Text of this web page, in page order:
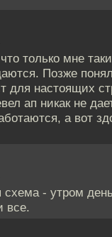
только мне
Позже
для настоящих
ап никак не
а вот
схема - утром
все.